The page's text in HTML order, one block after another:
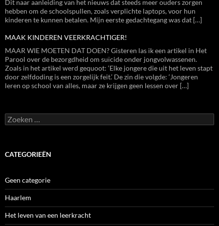
Dit naar aanleiding van het nieuws dat steeds meer ouders zorgen
hebben om de schoolspullen, zoals verplichte laptops, voor hun
kinderen te kunnen betalen. Mijn eerste gedachtegang was dat […]
MAAK KINDEREN VEERKRACHTIGER!
MAAR WIE MOETEN DAT DOEN? Gisteren las ik een artikel in Het
Parool over de bezorgdheid om suïcide onder jongvolwassenen.
Zoals in het artikel werd gequoot: ‘Elke jongere die uit het leven stapt
door zelfdoding is een zorgelijk feit.’ De zin die volgde: ‘Jongeren
leren op school van alles, maar ze krijgen geen lessen over […]
Zoeken
naar:
CATEGORIEËN
Geen categorie
Haarlem
Het leven van een leerkracht